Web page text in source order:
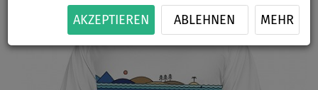
AKZEPTIEREN ABLEHNEN MEHR